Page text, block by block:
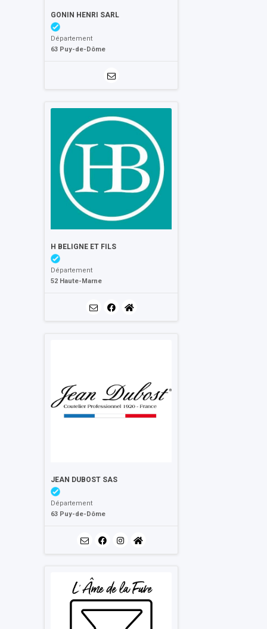
GONIN HENRI SARL
Département
63 Puy-de-Dôme
H BELIGNE ET FILS
Département
52 Haute-Marne
JEAN DUBOST SAS
Département
63 Puy-de-Dôme